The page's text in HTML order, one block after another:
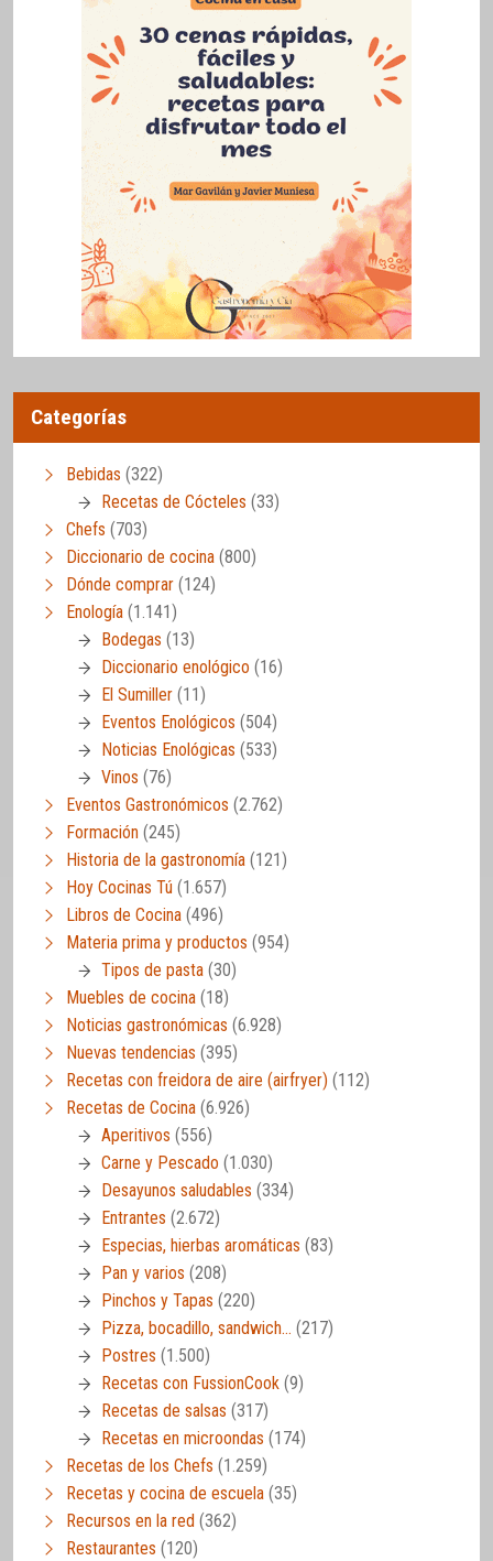
Categorías
Bebidas (322)
Recetas de Cócteles (33)
Chefs (703)
Diccionario de cocina (800)
Dónde comprar (124)
Enología (1.141)
Bodegas (13)
Diccionario enológico (16)
El Sumiller (11)
Eventos Enológicos (504)
Noticias Enológicas (533)
Vinos (76)
Eventos Gastronómicos (2.762)
Formación (245)
Historia de la gastronomía (121)
Hoy Cocinas Tú (1.657)
Libros de Cocina (496)
Materia prima y productos (954)
Tipos de pasta (30)
Muebles de cocina (18)
Noticias gastronómicas (6.928)
Nuevas tendencias (395)
Recetas con freidora de aire (airfryer) (112)
Recetas de Cocina (6.926)
Aperitivos (556)
Carne y Pescado (1.030)
Desayunos saludables (334)
Entrantes (2.672)
Especias, hierbas aromáticas (83)
Pan y varios (208)
Pinchos y Tapas (220)
Pizza, bocadillo, sandwich… (217)
Postres (1.500)
Recetas con FussionCook (9)
Recetas de salsas (317)
Recetas en microondas (174)
Recetas de los Chefs (1.259)
Recetas y cocina de escuela (35)
Recursos en la red (362)
Restaurantes (120)